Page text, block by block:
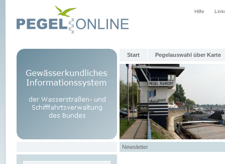
Hilfe
Start Pegelauswahl über Karte
Newsletter